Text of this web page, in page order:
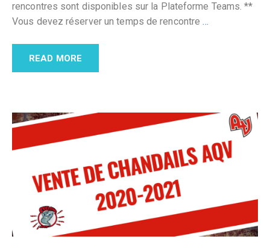
rencontres sont disponibles sur la Plateforme Teams. **
Vous devez réserver un temps de rencontre…
READ MORE